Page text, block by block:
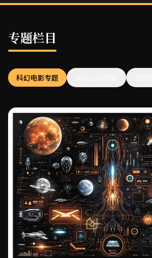
专题栏目
科幻电影专题